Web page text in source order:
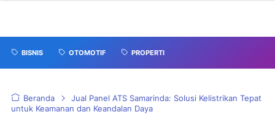
BISNIS OTOMOTIF PROPERTI
Beranda
Jual Panel ATS Samarinda: Solusi Kelistrikan Tepat
untuk Keamanan dan Keandalan Daya